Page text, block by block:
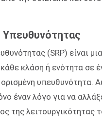
(SRP) είναι
κάθε κλάση ή ενότητα σε
υπευθυνότητα.
έναν λόγο για να
της λειτουργικότητας